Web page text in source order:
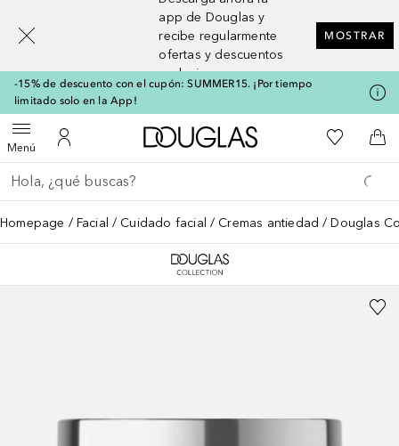
app de Douglas y
recibe regularmente
ofertas y descuentos
exclusivos
MOSTRAR
-15% de descuento con el cupón: SUMMER15. ¡Por tiempo
limitado solo en la App!
MenúAbrir menúMi cuenta
A Douglas HomeMi lista de
A
Regresar
Ejecutar búsqueda
Homepage Facial Cuidado facial Cremas antiedad Douglas
[navigation.slideout.screenreader]